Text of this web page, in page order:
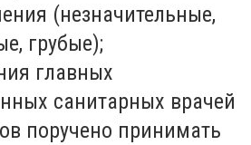
(незначительные,
грубые);
главных
санитарных врачей
поручено принимать